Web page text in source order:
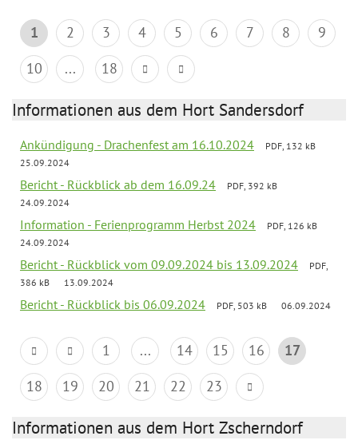
1 2 3 4 5 6 7 8
9
10
... 18
Informationen aus dem Hort Sandersdorf
Ankündigung - Drachenfest am 16.10.2024
PDF, 132 kB
25.09.2024
Bericht - Rückblick ab dem 16.09.24
PDF, 392 kB
24.09.2024
Information - Ferienprogramm Herbst 2024
PDF, 126 kB
24.09.2024
Bericht - Rückblick vom 09.09.2024 bis 13.09.2024
PDF,
386 kB
13.09.2024
Bericht - Rückblick bis 06.09.2024 PDF, 503 kB 06.09.2024
1 ... 14 15 16
17
18
19 20 21 22 23
Informationen aus dem Hort Zscherndorf